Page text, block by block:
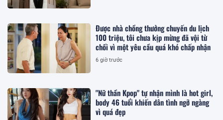
Được nhà chồng thưởng chuyến du lịch
100 triệu, tôi chưa kịp mừng đã vội từ
chối vì một yêu cầu quá khó chấp nhận
6 giờ trước
"Nữ thần Kpop" tự nhận mình là hot girl,
body 46 tuổi khiến dân tình ngỡ ngàng
vì quá đẹp